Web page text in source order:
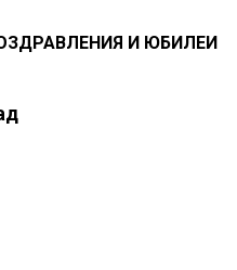
И ЮБИЛЕИ